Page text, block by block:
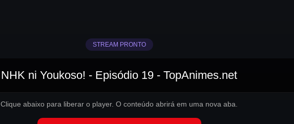
STREAM PRONTO
NHK ni Youkoso! - Episódio 19 - TopAnimes.net
Clique abaixo para liberar o player. O conteúdo abrirá em uma nova aba.